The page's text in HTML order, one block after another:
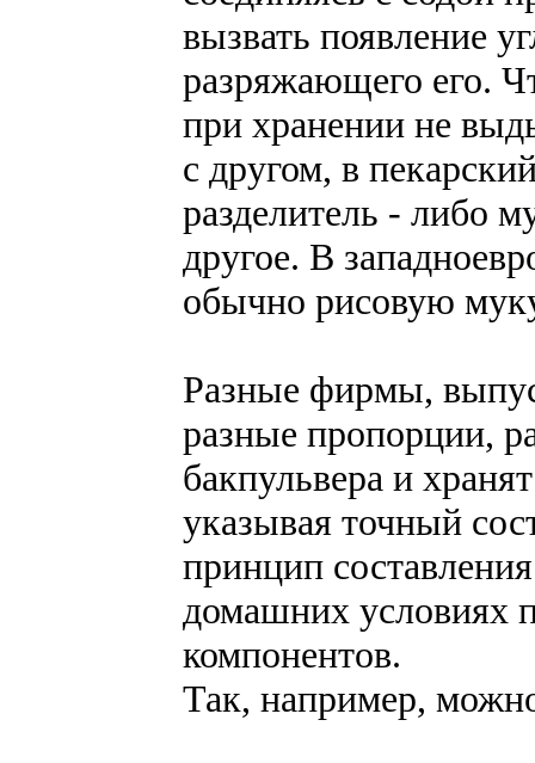
вызвать появление
разряжающего его.
при хранении не
с другом, в
разделитель - либо
другое. В
обычно рисовую
Разные фирмы,
разные пропорции,
бакпульвера и
указывая точный
принцип
домашних условиях
компонентов.
Так, например,